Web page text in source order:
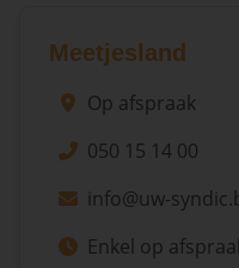
Meetjesland
Op afspraak
050 15 14 00
info@uw-
Enkel op